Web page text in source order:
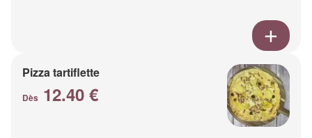
Pizza tartiflette
Dès 12.40 €